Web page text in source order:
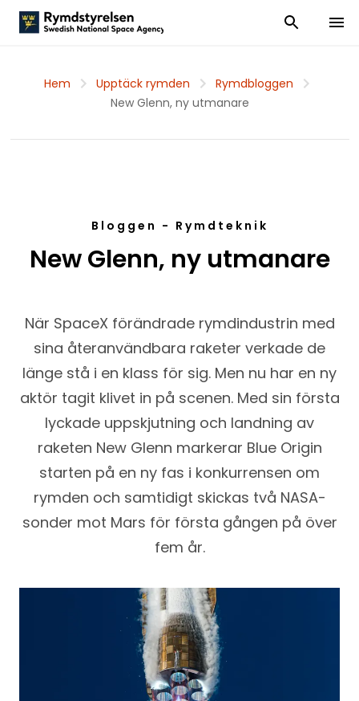
Visa och dölj
Visa
Hem Upptäck rymden
Rymdbloggen
New Glenn, ny utmanare
Bloggen - Rymdteknik
New Glenn, ny utmanare
När SpaceX förändrade rymdindustrin med
sina återanvändbara raketer verkade de
länge stå i en klass för sig. Men nu har en ny
aktör tagit klivet in på scenen. Med sin första
lyckade uppskjutning och landning av
raketen New Glenn markerar Blue Origin
starten på en ny fas i konkurrensen om
rymden och samtidigt skickas två NASA-
sonder mot Mars för första gången på över
fem år.